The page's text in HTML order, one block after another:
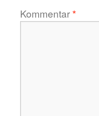
Kommentar*